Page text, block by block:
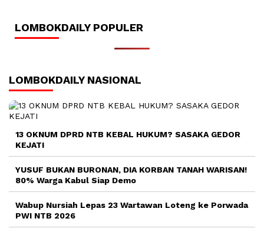
LOMBOKDAILY POPULER
LOMBOKDAILY NASIONAL
13 OKNUM DPRD NTB KEBAL HUKUM? SASAKA GEDOR
KEJATI
YUSUF BUKAN BURONAN, DIA KORBAN TANAH WARISAN!
80% Warga Kabul Siap Demo
Wabup Nursiah Lepas 23 Wartawan Loteng ke Porwada
PWI NTB 2026